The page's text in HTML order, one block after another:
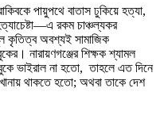
পায়ুপথে বাতাস ঢুকিয়ে হত্যা,
রকম চাঞ্চল্যকর
কৃতিত্ব অবশ্যই সামাজিক
নারায়ণগঞ্জের শিক্ষক শ্যামল
ভাইরাল না হতো, তাহলে এত দিনে
থাকতে হতো; অথবা তাকে দেশ